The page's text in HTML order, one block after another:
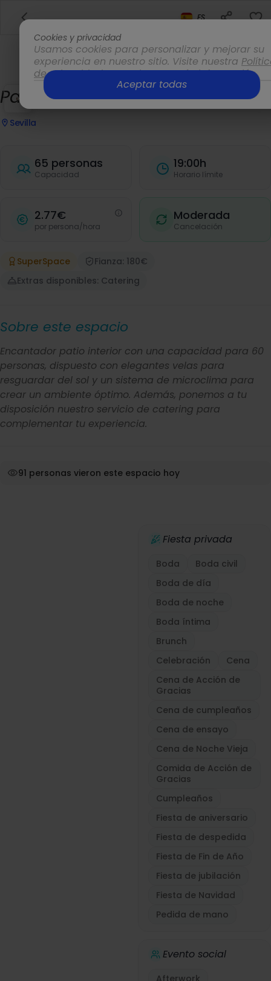
ES
Patio La Roldana
Sevilla
65 personas
Capacidad
19:00h
Horario límite
2.77€
por persona/hora
Moderada
Cancelación
SuperSpace
Fianza: 180€
Extras disponibles: Catering
Sobre este espacio
Encantador patio interior con una capacidad para 60
personas, dispuesto con elegantes velas para
resguardar del sol y un sistema de microclima para
crear un ambiente óptimo. Además, ponemos a tu
disposición nuestro servicio de catering para
complementar tu experiencia.
91 personas vieron este espacio hoy
Fiesta privada
Boda
Boda civil
Boda de día
Boda de noche
Boda íntima
Brunch
Celebración
Cena
Cena de Acción de
Gracias
Cena de cumpleaños
Cena de ensayo
Cena de Noche Vieja
Comida de Acción de
Gracias
Cumpleaños
Fiesta de aniversario
Fiesta de despedida
Fiesta de Fin de Año
Fiesta de jubilación
Fiesta de Navidad
Pedida de mano
Evento social
Afterwork
Cookies y privacidad
Usamos cookies para personalizar y mejorar su
experiencia en nuestro sitio. Visite nuestra
de privacidadpara obtener más información.
Opciones
Aceptar todas